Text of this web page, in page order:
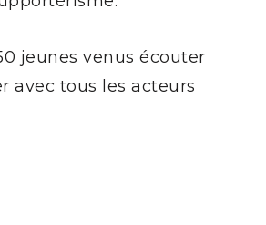
jeunes venus écouter
avec tous les acteurs